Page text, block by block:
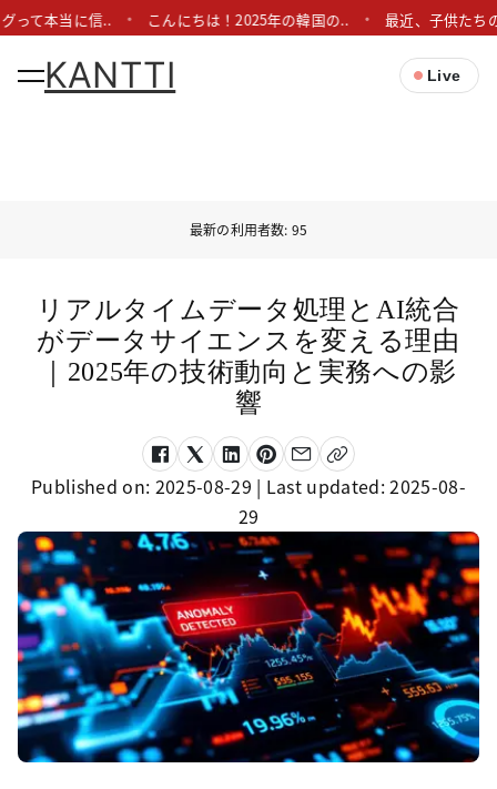
って本当に信.. こんにちは！2025年の韓国の.. 最近、子供たち
KANTTI Live
最新の利用者数: 95
リアルタイムデータ処理とAI統合
がデータサイエンスを変える理由
｜2025年の技術動向と実務への影
響
Published on: 2025-08-29 | Last updated:2025-08-
29